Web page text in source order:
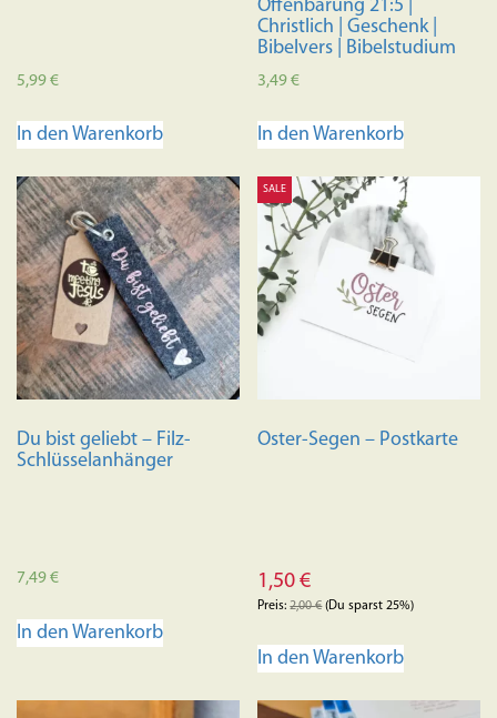
5,99€
In den Warenkorb
Offenbarung 21:5 |
Christlich | Geschenk |
Bibelvers | Bibelstudium
3,49€
In den Warenkorb
Du bist geliebt – Filz-
Schlüsselanhänger
7,49€
In den Warenkorb
SALE
Oster-Segen – Postkarte
1,50€
Preis:2,00€(Du sparst 25%)
In den Warenkorb